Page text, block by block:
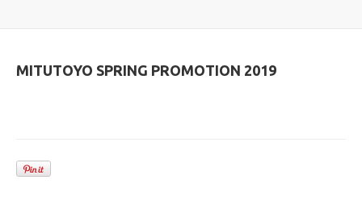
MITUTOYO SPRING PROMOTION 2019